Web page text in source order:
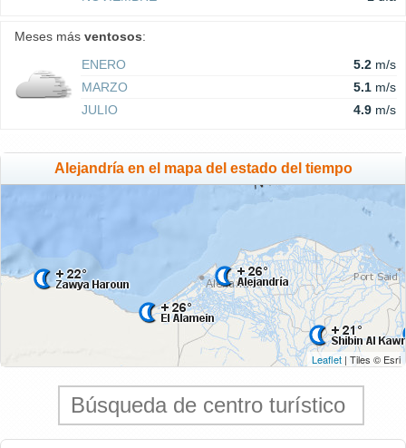
Meses más ventosos:
ENERO
5.2 m/s
MARZO
5.1 m/s
JULIO
4.9 m/s
Alejandría en el mapa del estado del tiempo
Leaflet | Tiles © Esri